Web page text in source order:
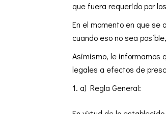
que fuera requerido por
En el momento en que se
cuando eso no sea
Asimismo, le informamos
legales a efectos de
a) Regla General: